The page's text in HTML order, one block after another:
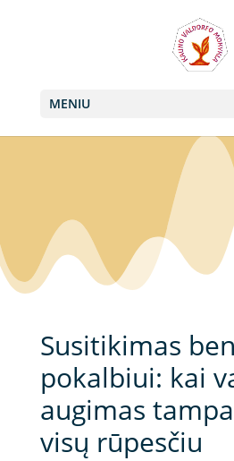
MENIU
Susitikimas
pokalbiui: kai
augimas
visų rūpesčiu